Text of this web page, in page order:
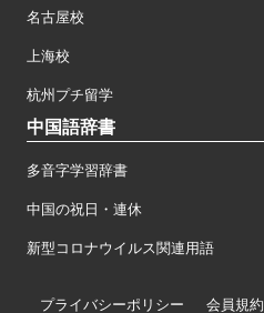
名古屋校
上海校
杭州プチ留学
中国語辞書
多音字学習辞書
中国の祝日・連休
新型コロナウイルス関連用語
プライバシーポリシー 会員規約